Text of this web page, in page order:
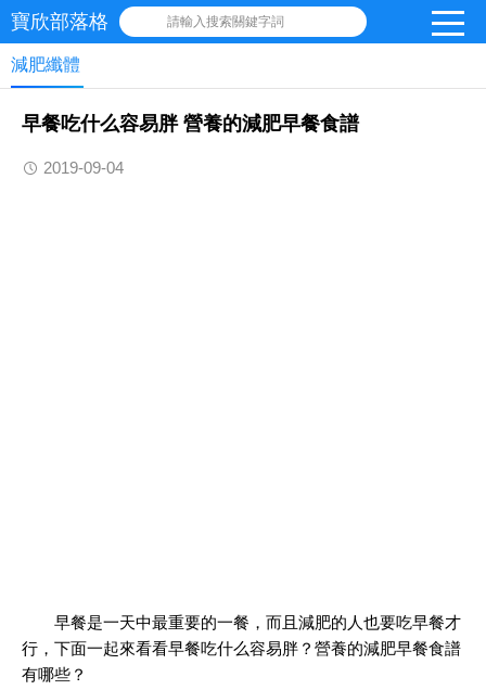
寶欣部落格 請輸入搜索關鍵字詞
減肥纖體
早餐吃什么容易胖 營養的減肥早餐食譜
2019-09-04
早餐是一天中最重要的一餐，而且減肥的人也要吃早餐才
行，下面一起來看看早餐吃什么容易胖？營養的減肥早餐食譜
有哪些？